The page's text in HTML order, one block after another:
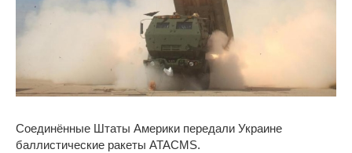
Соединённые Штаты Америки передали Украине
баллистические ракеты ATACMS.